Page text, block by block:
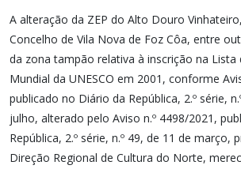
A alteração da ZEP do Alto Douro
Concelho de Vila Nova de Foz Côa, entre
da zona tampão relativa à inscrição na
Mundial da UNESCO em 2001, conforme
publicado no Diário da República, 2.º série,
julho, alterado pelo Aviso n.º 4498/2021,
República, 2.º série, n.º 49, de 11 de março,
Direção Regional de Cultura do Norte,